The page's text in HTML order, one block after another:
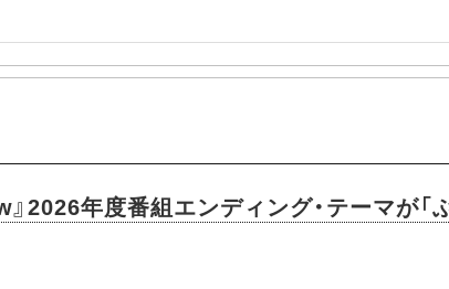
2026年度番組エンディング・テーマが「